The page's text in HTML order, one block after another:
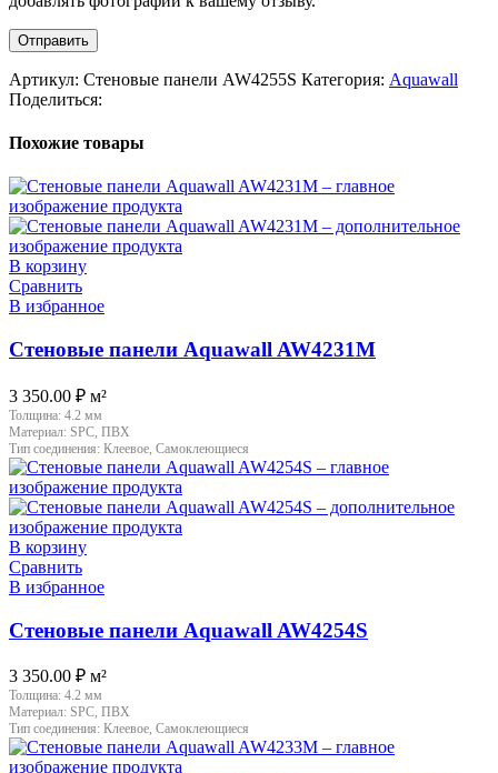
Артикул: Стеновые панели AW4255S Категория: Aquawall
Поделиться:
Похожие товары
В корзину
Сравнить
В избранное
Стеновые панели Aquawall AW4231M
3 350.00 ₽ м²
Толщина: 4.2 мм
Материал: SPC, ПВХ
Тип соединения: Клеевое, Самоклеющиеся
В корзину
Сравнить
В избранное
Стеновые панели Aquawall AW4254S
3 350.00 ₽ м²
Толщина: 4.2 мм
Материал: SPC, ПВХ
Тип соединения: Клеевое, Самоклеющиеся